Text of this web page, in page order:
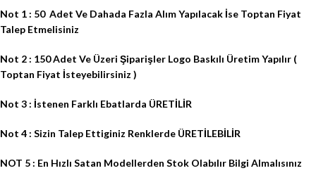
Not 1 : 50 Adet Ve Dahada Fazla Alım Yapılacak İse Toptan Fiyat
Talep Etmelisiniz
Not 2 : 150 Adet Ve Üzeri Şiparişler Logo Baskılı Üretim Yapılır (
Toptan Fiyat İsteyebilirsiniz )
Not 3 : İstenen Farklı Ebatlarda ÜRETİLİR
Not 4 : Sizin Talep Ettiginiz Renklerde ÜRETİLEBİLİR
NOT 5 : En Hızlı Satan Modellerden Stok Olabılır Bilgi Almalısınız